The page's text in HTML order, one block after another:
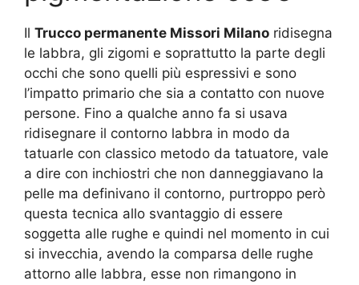
Il Trucco permanente Missori Milano ridisegna
le labbra, gli zigomi e soprattutto la parte degli
occhi che sono quelli più espressivi e sono
l’impatto primario che sia a contatto con nuove
persone. Fino a qualche anno fa si usava
ridisegnare il contorno labbra in modo da
tatuarle con classico metodo da tatuatore, vale
a dire con inchiostri che non danneggiavano la
pelle ma definivano il contorno, purtroppo però
questa tecnica allo svantaggio di essere
soggetta alle rughe e quindi nel momento in cui
si invecchia, avendo la comparsa delle rughe
attorno alle labbra, esse non rimangono in